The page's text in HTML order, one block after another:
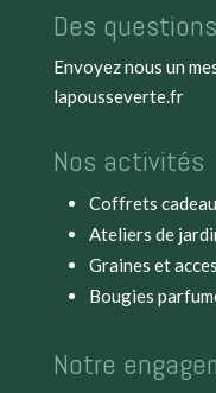
Des
Envoyez nous un
lapousseverte.fr
Nos activités
Coffrets
Ateliers de
Graines et
Bougies
Notre